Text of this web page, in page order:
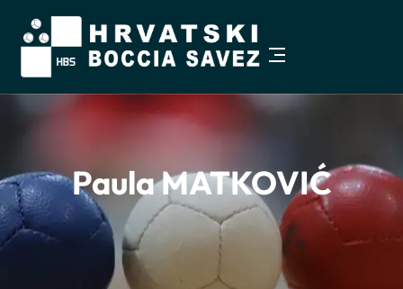
Paula MATKOVIĆ
Pristupačnost
−
Visoki kontrast Sivi tonovi
Istakni poveznice